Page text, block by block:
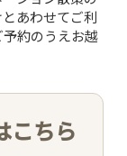
あわせてご利
約のうえお越
こちら